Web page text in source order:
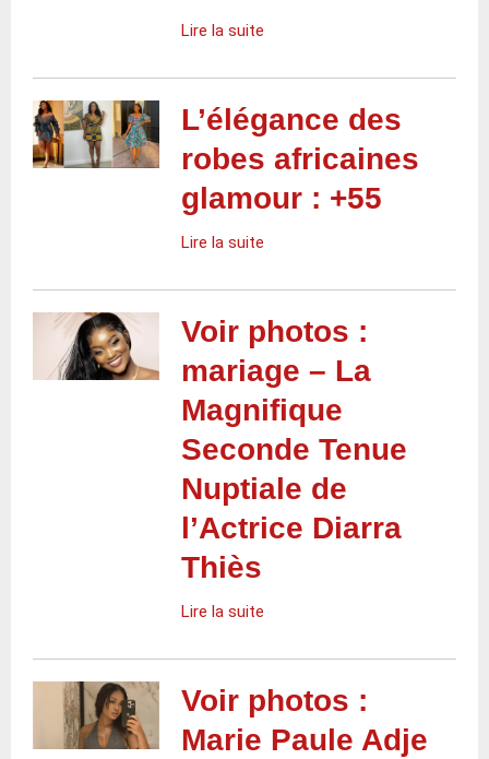
Lire la suite
L’élégance des
robes africaines
glamour : +55
Lire la suite
Voir photos :
mariage – La
Magnifique
Seconde Tenue
Nuptiale de
l’Actrice Diarra
Thiès
Lire la suite
Voir photos :
Marie Paule Adje